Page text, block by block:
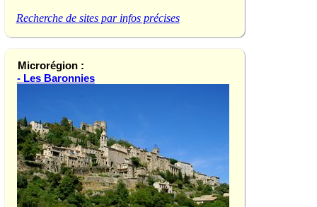
Recherche de sites par infos précises
Microrégion :
- Les Baronnies